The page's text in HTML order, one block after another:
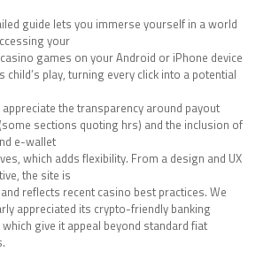
guide lets you immerse yourself in a world
your
games on your Android or iPhone device
child’s play, turning every click into a potential
the transparency around payout
sections quoting hrs) and the inclusion of
e-wallet
which adds flexibility. From a design and UX
the site is
reflects recent casino best practices. We
appreciated its crypto-friendly banking
give it appeal beyond standard fiat